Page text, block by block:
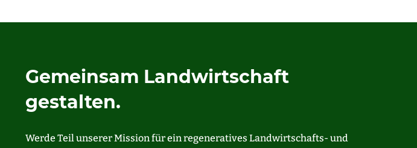
Gemeinsam Landwirtschaft
gestalten.
Werde Teil unserer Mission für ein regeneratives Landwirtschafts- und